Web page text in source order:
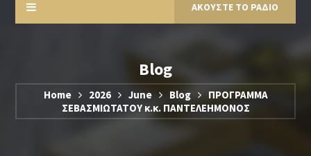
ΑΚΟΥΣΤΕ ΤΟ ΡΑΔΙΟ
Blog
Home 2026 June Blog
ΠΡΟΓΡΑΜΜΑ
ΣΕΒΑΣΜΙΩΤΑΤΟΥ κ.κ. ΠΑΝΤΕΛΕΗΜΟΝΟΣ